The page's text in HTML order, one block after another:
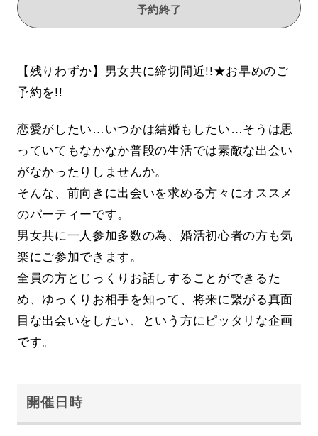
予約終了
【残りわずか】男女共に締切間近!!★お早めのご
予約を!!
恋愛がしたい…いつかは結婚もしたい…そうは思
っていてもなかなか普段の生活では素敵な出会い
がなかったりしませんか。
そんな、前向きに出会いを求める方々にオススメ
のパーティーです。
男女共に一人参加多数の為、婚活初心者の方も気
楽にご参加できます。
全員の方とじっくりお話しすることができるた
め、ゆっくりお相手を知って、将来に繋がる真面
目な出会いをしたい、という方にピッタリな企画
です。
開催日時